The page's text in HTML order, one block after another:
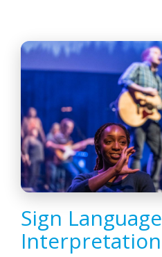
Sign Language
Interpretation